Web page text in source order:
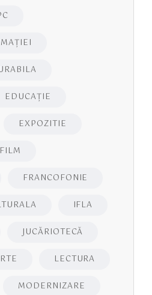
EDUCAŢIE
EXPOZITIE
FILM
FRANCOFONIE
IFLA
JUCĂRIOTECĂ
LECTURA
MODERNIZARE